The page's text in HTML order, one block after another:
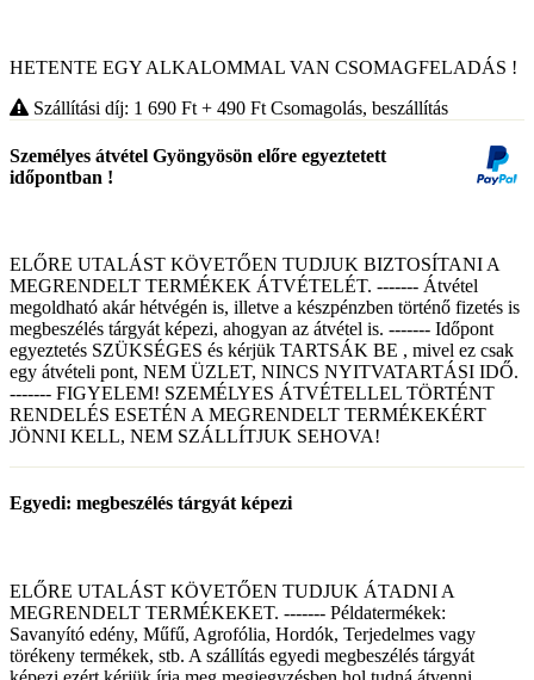
HETENTE EGY ALKALOMMAL VAN CSOMAGFELADÁS !
Szállítási díj: 1 690 Ft + 490 Ft Csomagolás, beszállítás
Személyes átvétel Gyöngyösön előre egyeztetett
időpontban !
ELŐRE UTALÁST KÖVETŐEN TUDJUK BIZTOSÍTANI A
MEGRENDELT TERMÉKEK ÁTVÉTELÉT. ------- Átvétel
megoldható akár hétvégén is, illetve a készpénzben történő fizetés is
megbeszélés tárgyát képezi, ahogyan az átvétel is. ------- Időpont
egyeztetés SZÜKSÉGES és kérjük TARTSÁK BE , mivel ez csak
egy átvételi pont, NEM ÜZLET, NINCS NYITVATARTÁSI IDŐ.
------- FIGYELEM! SZEMÉLYES ÁTVÉTELLEL TÖRTÉNT
RENDELÉS ESETÉN A MEGRENDELT TERMÉKEKÉRT
JÖNNI KELL, NEM SZÁLLÍTJUK SEHOVA!
Egyedi: megbeszélés tárgyát képezi
ELŐRE UTALÁST KÖVETŐEN TUDJUK ÁTADNI A
MEGRENDELT TERMÉKEKET. ------- Példatermékek:
Savanyító edény, Műfű, Agrofólia, Hordók, Terjedelmes vagy
törékeny termékek, stb. A szállítás egyedi megbeszélés tárgyát